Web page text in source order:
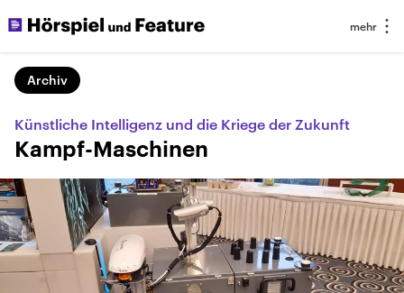
Archiv
Künstliche Intelligenz und die Kriege der Zukunft
Kampf-Maschinen